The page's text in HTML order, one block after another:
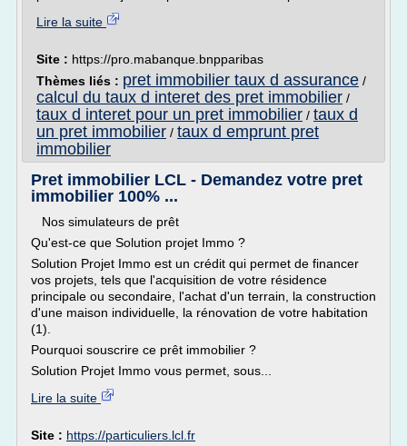
Lire la suite
Site : https://pro.mabanque.bnpparibas
Thèmes liés : pret immobilier taux d assurance /
calcul du taux d interet des pret immobilier /
taux d interet pour un pret immobilier / taux d
un pret immobilier / taux d emprunt pret
immobilier
Pret immobilier LCL - Demandez votre pret
immobilier 100% ...
Nos simulateurs de prêt
Qu'est-ce que Solution projet Immo ?
Solution Projet Immo est un crédit qui permet de financer
vos projets, tels que l'acquisition de votre résidence
principale ou secondaire, l'achat d'un terrain, la construction
d'une maison individuelle, la rénovation de votre habitation
(1).
Pourquoi souscrire ce prêt immobilier ?
Solution Projet Immo vous permet, sous...
Lire la suite
Site : https://particuliers.lcl.fr